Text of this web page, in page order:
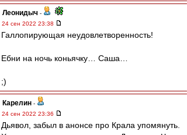
Леонидыч -
24 сен 2022 23:38
Галлопирующая неудовлетворенность!
Ебни на ночь коньячку… Саша…
;)
Карелин -
24 сен 2022 23:36
Дьявол, забыл в анонсе про Крала упомянуть.